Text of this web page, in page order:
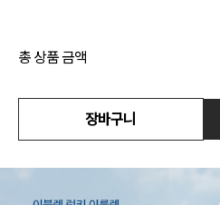
총 상품 금액
장바구니